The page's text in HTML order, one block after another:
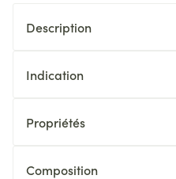
Description
Indication
Propriétés
Composition